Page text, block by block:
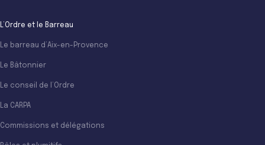
L’Ordre et le Barreau
Le barreau d’Aix-en-Provence
Le Bâtonnier
Le conseil de l’Ordre
La CARPA
Commissions et délégations